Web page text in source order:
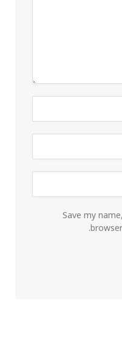
Save my